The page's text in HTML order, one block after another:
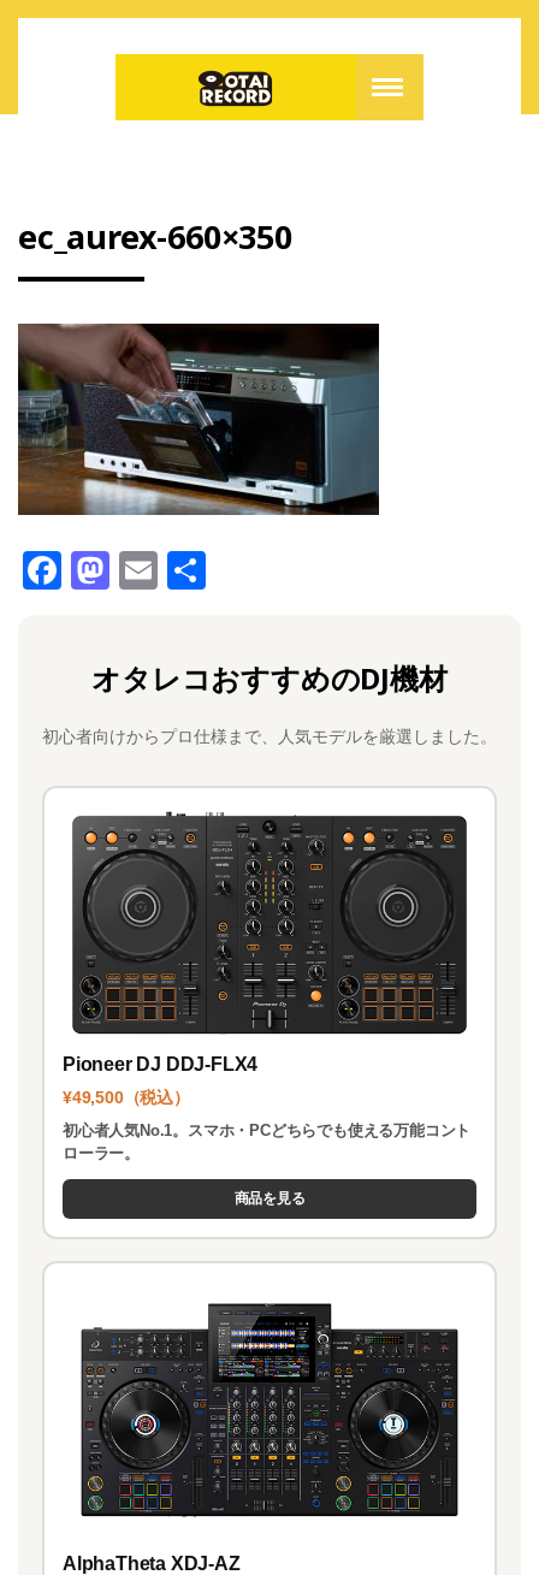
ec_aurex-660×350
F
b
o
o
k
M
o
d
o
n
E
l
オタレコおすすめのDJ機材
初心者向けからプロ仕様まで、人気モデルを厳選しました。
Pioneer DJ DDJ-FLX4
¥49,500（税込）
初心者人気No.1。スマホ・PCどちらでも使える万能コント
ローラー。
商品を見る
AlphaTheta XDJ-AZ